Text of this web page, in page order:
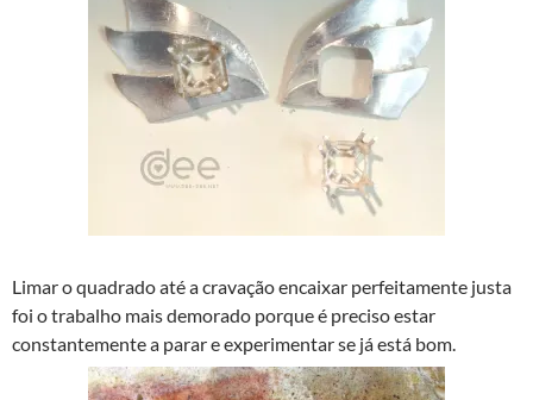
Limar o quadrado até a cravação encaixar perfeitamente justa
foi o trabalho mais demorado porque é preciso estar
constantemente a parar e experimentar se já está bom.